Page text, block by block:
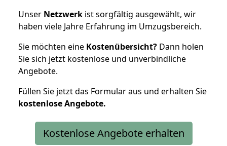
Unser Netzwerk ist sorgfältig ausgewählt, wir
haben viele Jahre Erfahrung im Umzugsbereich.
Sie möchten eine Kostenübersicht? Dann holen
Sie sich jetzt kostenlose und unverbindliche
Angebote.
Füllen Sie jetzt das Formular aus und erhalten Sie
kostenloseAngebote.
Kostenlose Angebote erhalten